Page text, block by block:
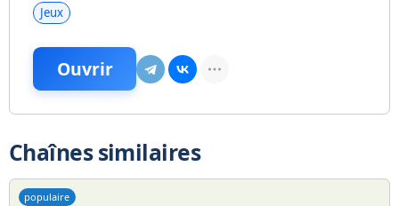
Jeux
Ouvrir
Chaînes similaires
populaire